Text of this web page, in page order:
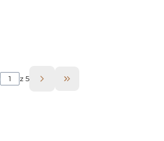
z 5 Przejdź do ostatniej